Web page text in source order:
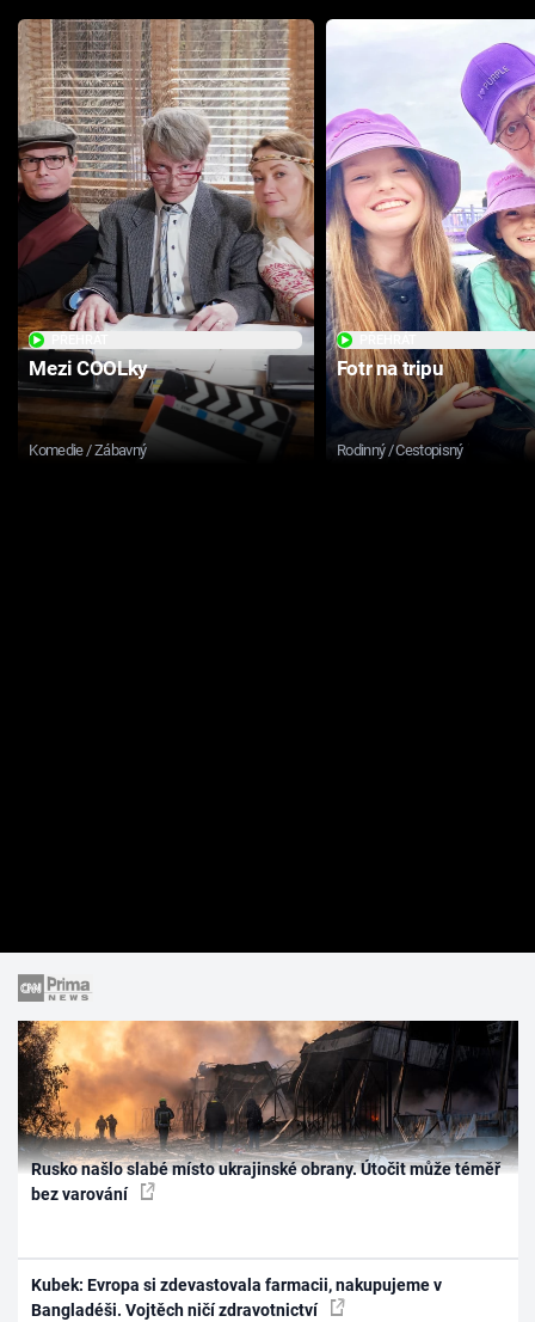
Mezi COOLky
Komedie / Zábavný
Fotr na tripu
Rodinný / Cestopisný
Rusko našlo slabé místo ukrajinské obrany. Útočit může téměř
bez varování
Kubek: Evropa si zdevastovala farmacii, nakupujeme v
Bangladéši. Vojtěch ničí zdravotnictví